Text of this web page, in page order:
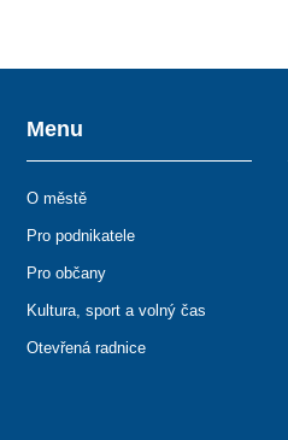
Menu
O městě
Pro podnikatele
Pro občany
Kultura, sport a volný čas
Otevřená radnice